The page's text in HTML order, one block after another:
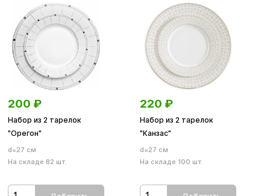
200 ₽
Набор из 2 тарелок
"Орегон"
d=27 см
На складе 82 шт.
220 ₽
Набор из 2 тарелок
"Канзас"
d=27 см
На складе 100 шт.